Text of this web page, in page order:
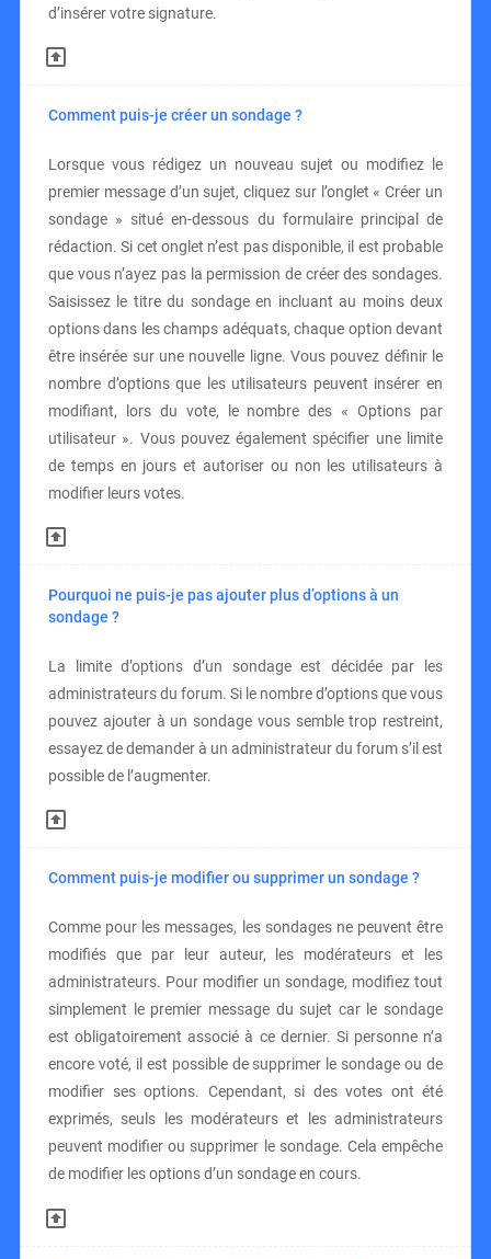
d’insérer votre signature.
Comment puis-je créer un sondage ?
Lorsque vous rédigez un nouveau sujet ou modifiez le
premier message d’un sujet, cliquez sur l’onglet « Créer un
sondage » situé en-dessous du formulaire principal de
rédaction. Si cet onglet n’est pas disponible, il est probable
que vous n’ayez pas la permission de créer des sondages.
Saisissez le titre du sondage en incluant au moins deux
options dans les champs adéquats, chaque option devant
être insérée sur une nouvelle ligne. Vous pouvez définir le
nombre d’options que les utilisateurs peuvent insérer en
modifiant, lors du vote, le nombre des « Options par
utilisateur ». Vous pouvez également spécifier une limite
de temps en jours et autoriser ou non les utilisateurs à
modifier leurs votes.
Pourquoi ne puis-je pas ajouter plus d’options à un
sondage ?
La limite d’options d’un sondage est décidée par les
administrateurs du forum. Si le nombre d’options que vous
pouvez ajouter à un sondage vous semble trop restreint,
essayez de demander à un administrateur du forum s’il est
possible de l’augmenter.
Comment puis-je modifier ou supprimer un sondage ?
Comme pour les messages, les sondages ne peuvent être
modifiés que par leur auteur, les modérateurs et les
administrateurs. Pour modifier un sondage, modifiez tout
simplement le premier message du sujet car le sondage
est obligatoirement associé à ce dernier. Si personne n’a
encore voté, il est possible de supprimer le sondage ou de
modifier ses options. Cependant, si des votes ont été
exprimés, seuls les modérateurs et les administrateurs
peuvent modifier ou supprimer le sondage. Cela empêche
de modifier les options d’un sondage en cours.